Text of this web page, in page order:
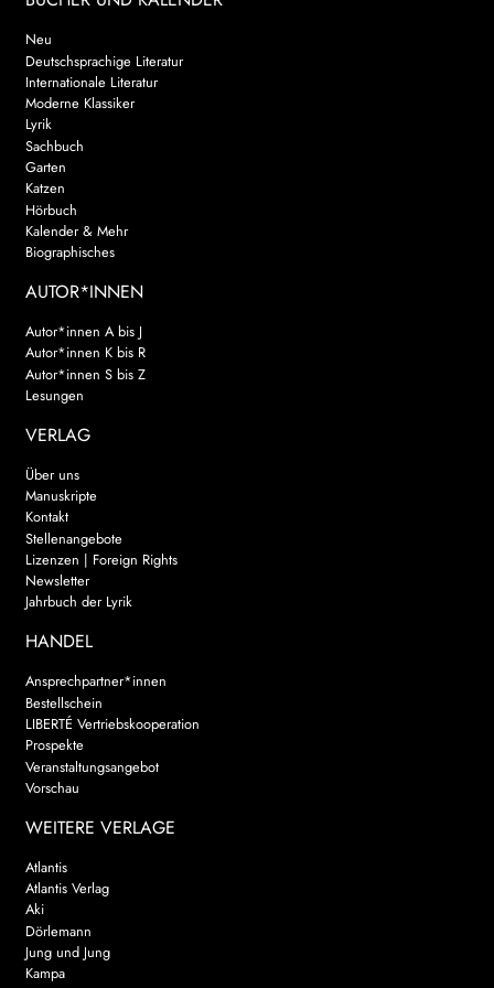
Neu
Deutschsprachige Literatur
Internationale Literatur
Moderne Klassiker
Lyrik
Sachbuch
Garten
Katzen
Hörbuch
Kalender & Mehr
Biographisches
AUTOR*INNEN
Autor*innen A bis J
Autor*innen K bis R
Autor*innen S bis Z
Lesungen
VERLAG
Über uns
Manuskripte
Kontakt
Stellenangebote
Lizenzen | Foreign Rights
Newsletter
Jahrbuch der Lyrik
HANDEL
Ansprechpartner*innen
Bestellschein
LIBERTÉ Vertriebskooperation
Prospekte
Veranstaltungsangebot
Vorschau
WEITERE VERLAGE
Atlantis
Atlantis Verlag
Aki
Dörlemann
Jung und Jung
Kampa